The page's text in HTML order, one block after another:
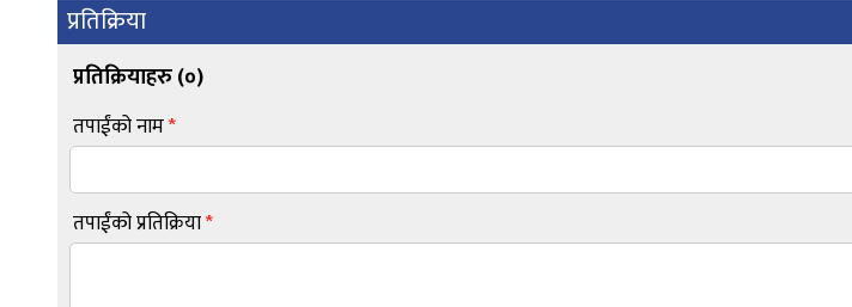
प्रतिक्रिया
प्रतिक्रियाहरु (०)
तपाईंको नाम*
तपाईंको प्रतिक्रिया*